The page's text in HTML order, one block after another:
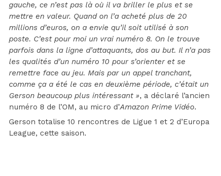
gauche, ce n’est pas là où il va briller le plus et se
mettre en valeur. Quand on l’a acheté plus de 20
millions d’euros, on a envie qu’il soit utilisé à son
poste. C’est pour moi un vrai numéro 8. On le trouve
parfois dans la ligne d’attaquants, dos au but. Il n’a pas
les qualités d’un numéro 10 pour s’orienter et se
remettre face au jeu. Mais par un appel tranchant,
comme ça a été le cas en deuxième période, c’était un
Gerson beaucoup plus intéressant », a déclaré l’ancien
numéro 8 de l’OM, au micro d’Amazon Prime Vidéo.
Gerson totalise 10 rencontres de Ligue 1 et 2 d’Europa
League, cette saison.